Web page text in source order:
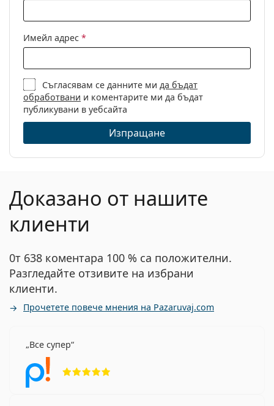
Имейл адрес *
Съгласявам се данните ми да бъдат
обработвани и коментарите ми да бъдат
публикувани в уебсайта
Изпращане
Доказано от нашите
клиенти
0т 638 коментара 100 % са положителни.
Разгледайте отзивите на избрани
клиенти.
Прочетете повече мнения на Pazaruvaj.com
Все супер